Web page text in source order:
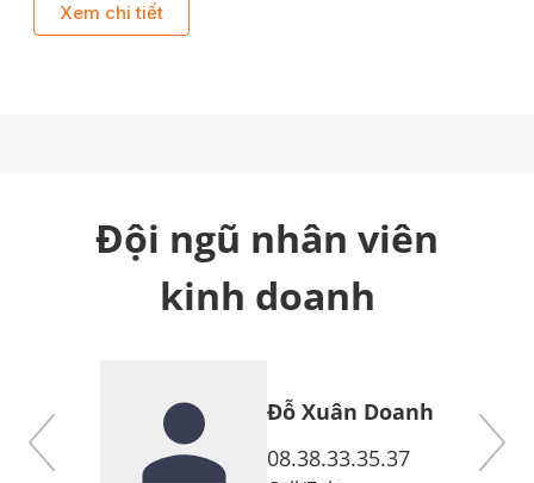
Xem chi tiết
Đội ngũ nhân viên
kinh doanh
Đỗ Xuân Doanh
08.38.33.35.37